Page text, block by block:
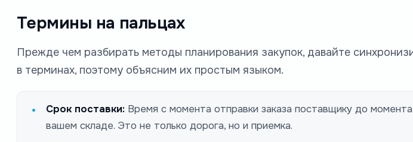
Термины на пальцах
Прежде чем разбирать методы планирования закупок, давайте
в терминах, поэтому объясним их простым языком.
Срок поставки: Время с момента отправки заказа поставщику до
вашем складе. Это не только дорога, но и приемка.